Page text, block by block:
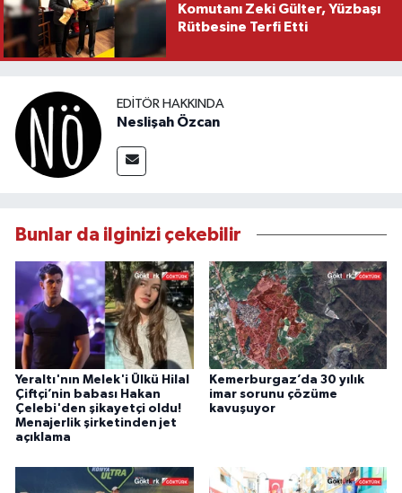
Komutanı Zeki Gülter, Yüzbaşı
Rütbesine Terfi Etti
EDITÖR HAKKINDA
Neslişah Özcan
Bunlar da ilginizi çekebilir
Yeraltı'nın Melek'i Ülkü Hilal
Çiftçi’nin babası Hakan
Çelebi'den şikayetçi oldu!
Menajerlik şirketinden jet
açıklama
Kemerburgaz’da 30 yılık
imar sorunu çözüme
kavuşuyor